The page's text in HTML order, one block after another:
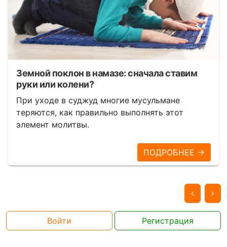
Земной поклон в намазе: сначала ставим
руки или колени?
При уходе в суджуд многие мусульмане
теряются, как правильно выполнять этот
элемент молитвы.
ПОДРОБНЕЕ →
Войти Регистрация